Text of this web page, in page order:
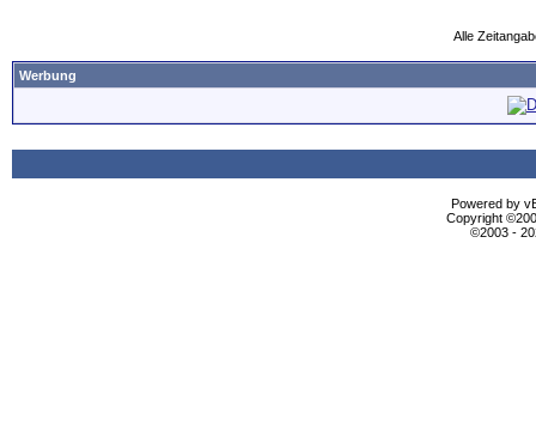
Alle
Werbung
Powered by
Copyright
©2003 -